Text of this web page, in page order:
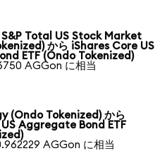
Total US Stock Market
から iShares Core US
ETF (Ondo Tokenized)
AGGon に相当
(Ondo Tokenized) から
Aggregate Bond ETF
AGGon に相当